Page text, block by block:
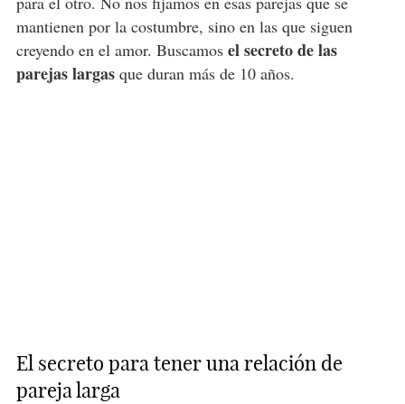
mantienen por la costumbre, sino en las que siguen
creyendo en el amor. Buscamos el secreto de las
parejas largasque duran más de 10 años.
El secreto para tener una relación de
pareja larga